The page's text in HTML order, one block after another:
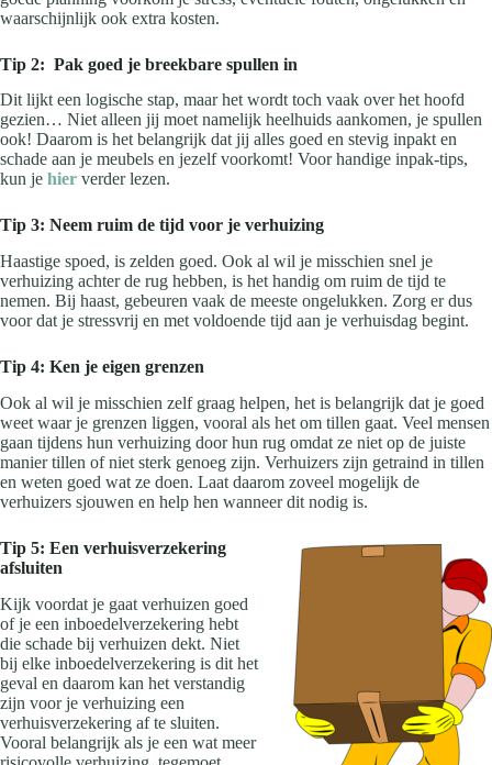
waarschijnlijk ook extra kosten.
Tip 2: Pak goed je breekbare spullen in
Dit lijkt een logische stap, maar het wordt toch vaak over het hoofd
gezien… Niet alleen jij moet namelijk heelhuids aankomen, je spullen
ook! Daarom is het belangrijk dat jij alles goed en stevig inpakt en
schade aan je meubels en jezelf voorkomt! Voor handige inpak-tips,
kun je hier verder lezen.
Tip 3: Neem ruim de tijd voor je verhuizing
Haastige spoed, is zelden goed. Ook al wil je misschien snel je
verhuizing achter de rug hebben, is het handig om ruim de tijd te
nemen. Bij haast, gebeuren vaak de meeste ongelukken. Zorg er dus
voor dat je stressvrij en met voldoende tijd aan je verhuisdag begint.
Tip 4: Ken je eigen grenzen
Ook al wil je misschien zelf graag helpen, het is belangrijk dat je goed
weet waar je grenzen liggen, vooral als het om tillen gaat. Veel mensen
gaan tijdens hun verhuizing door hun rug omdat ze niet op de juiste
manier tillen of niet sterk genoeg zijn. Verhuizers zijn getraind in tillen
en weten goed wat ze doen. Laat daarom zoveel mogelijk de
verhuizers sjouwen en help hen wanneer dit nodig is.
Tip 5: Een verhuisverzekering
afsluiten
Kijk voordat je gaat verhuizen goed
of je een inboedelverzekering hebt
die schade bij verhuizen dekt. Niet
bij elke inboedelverzekering is dit het
geval en daarom kan het verstandig
zijn voor je verhuizing een
verhuisverzekering af te sluiten.
Vooral belangrijk als je een wat meer